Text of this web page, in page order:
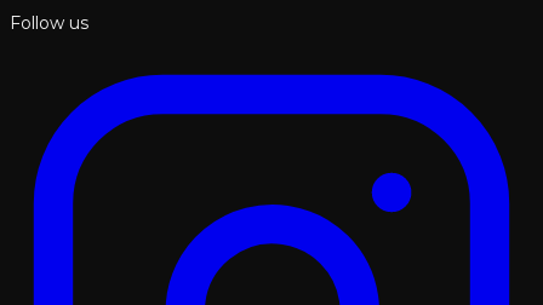
Follow us